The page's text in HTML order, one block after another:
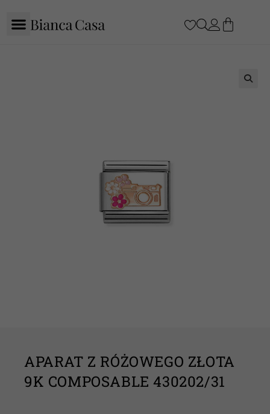
APARAT Z RÓŻOWEGO ZŁOTA
9K COMPOSABLE 430202/31